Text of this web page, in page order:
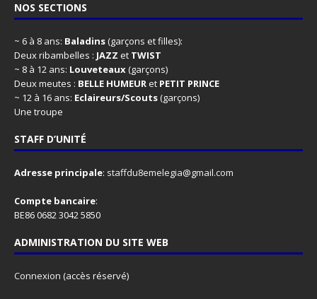
NOS SECTIONS
~ 6 à 8 ans: Baladins(garçons et filles):
Deux ribambelles : JAZZ et TWIST
~ 8 à 12 ans: Louveteaux(garçons)
Deux meutes : BELLE HUMEURet PETIT PRINCE
~ 12 à 16 ans: Eclaireurs/Scouts(garçons)
Une troupe
STAFF D’UNITÉ
Adresse principale: staffdu8emelegia@gmail.com
Compte bancaire:
BE86 0682 3042 5850
ADMINISTRATION DU SITE WEB
Connexion (accès réservé)